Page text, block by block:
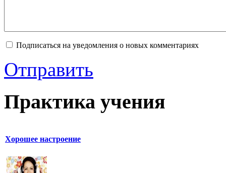
Подписаться на уведомления о новых комментариях
Отправить
Практика учения
Хорошее настроение